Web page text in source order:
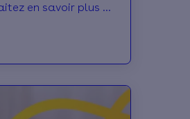
en savoir plus à
vous
les aides
pouvoir procéder à